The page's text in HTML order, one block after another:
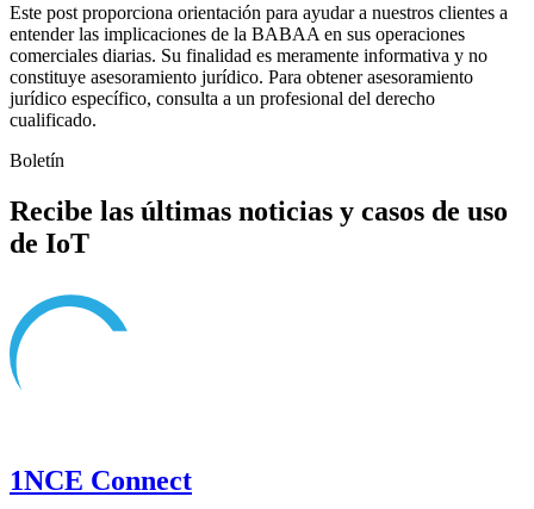
Este post proporciona orientación para ayudar a nuestros clientes a
entender las implicaciones de la BABAA en sus operaciones
comerciales diarias. Su finalidad es meramente informativa y no
constituye asesoramiento jurídico. Para obtener asesoramiento
jurídico específico, consulta a un profesional del derecho
cualificado.
Boletín
Recibe las últimas noticias y casos de uso
de IoT
1NCE Connect